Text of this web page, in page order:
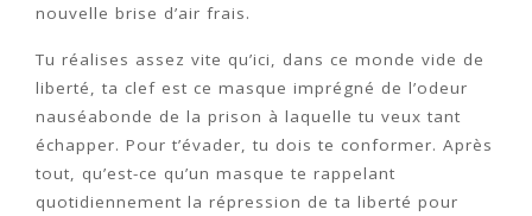
nouvelle brise d’air frais.
Tu réalises assez vite qu’ici, dans ce monde vide de
liberté, ta clef est ce masque imprégné de l’odeur
nauséabonde de la prison à laquelle tu veux tant
échapper. Pour t’évader, tu dois te conformer. Après
tout, qu’est-ce qu’un masque te rappelant
quotidiennement la répression de ta liberté pour